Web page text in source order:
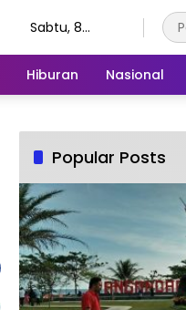
Sabtu, 8
Hiburan Nasional
Popular Posts